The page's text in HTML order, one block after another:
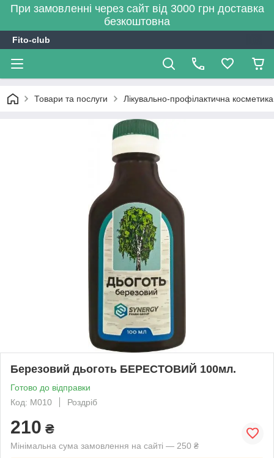
При замовленні через сайт від 3000 грн доставка
безкоштовна
Fito-club
Товари та послуги Лікувально-профілактична косметика
Березовий дьоготь БЕРЕСТОВИЙ 100мл.
Готово до відправки
Код: М010
Роздріб
210 ₴
Мінімальна сума замовлення на сайті — 250 ₴